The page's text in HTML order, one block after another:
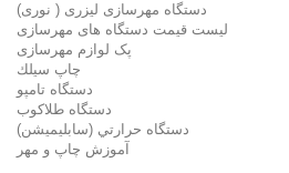
دستگاه مهرسازی لیزری ( نوری)
لیست قیمت دستگاه های مهرسازی
پک لوازم مهرسازی
چاپ سيلك
دستگاه تامپو
دستگاه طلاکوب
دستگاه حرارتي (سابليميشن)
آموزش چاپ و مهر